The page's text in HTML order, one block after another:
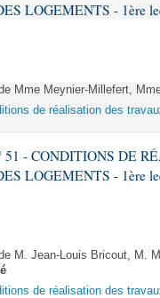
LOGEMENTS - 1ère
Mme Meynier-Millefert,
de réalisation des
51 - CONDITIONS DE
LOGEMENTS - 1ère
M. Jean-Louis Bricout, M.
de réalisation des